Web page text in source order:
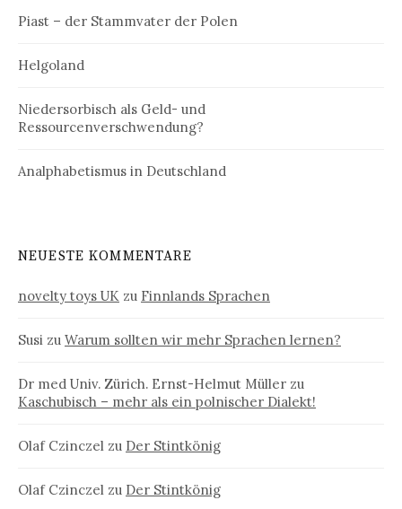
Piast – der Stammvater der Polen
Helgoland
Niedersorbisch als Geld- und
Ressourcenverschwendung?
Analphabetismus in Deutschland
NEUESTE KOMMENTARE
novelty toys UK zu Finnlands Sprachen
Susi zu Warum sollten wir mehr Sprachen lernen?
Dr med Univ. Zürich. Ernst-Helmut Müller zu
Kaschubisch – mehr als ein polnischer Dialekt!
Olaf Czinczel zu Der Stintkönig
Olaf Czinczel zu Der Stintkönig